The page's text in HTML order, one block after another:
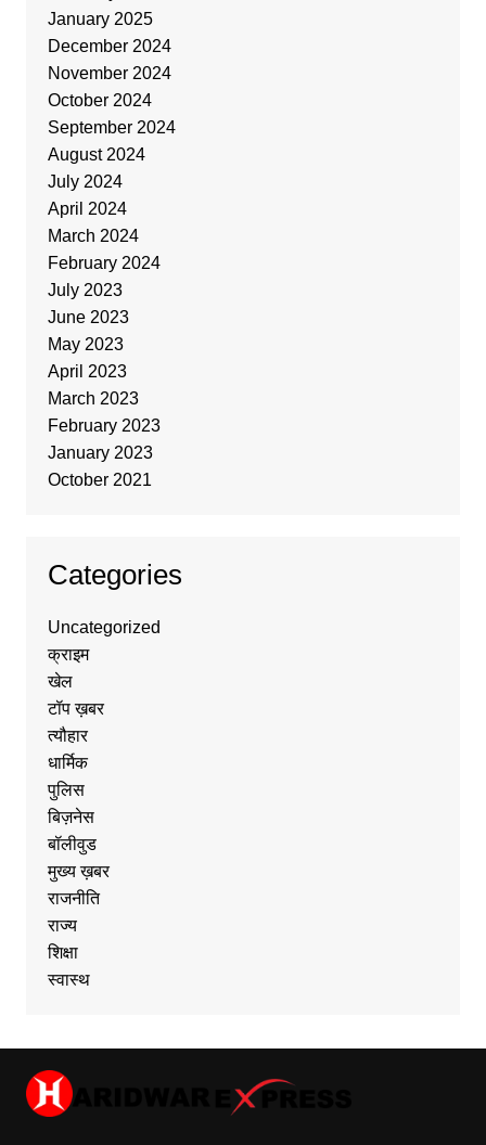
January 2025
December 2024
November 2024
October 2024
September 2024
August 2024
July 2024
April 2024
March 2024
February 2024
July 2023
June 2023
May 2023
April 2023
March 2023
February 2023
January 2023
October 2021
Categories
Uncategorized
क्राइम
खेल
टॉप ख़बर
त्यौहार
धार्मिक
पुलिस
बिज़नेस
बॉलीवुड
मुख्य ख़बर
राजनीति
राज्य
शिक्षा
स्वास्थ